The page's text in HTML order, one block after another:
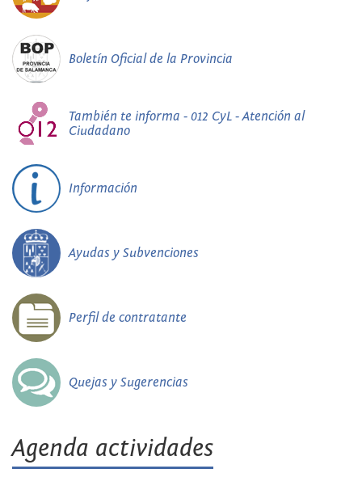
Boletín Oficial de la Provincia
También te informa - 012 CyL - Atención al
Ciudadano
Información
Ayudas y Subvenciones
Perfil de contratante
Quejas y Sugerencias
Agenda actividades